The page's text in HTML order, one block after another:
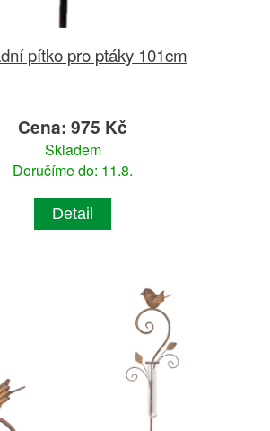
pítko pro ptáky 101cm
Cena: 975 Kč
Skladem
Doručíme do: 11.8.
Detail